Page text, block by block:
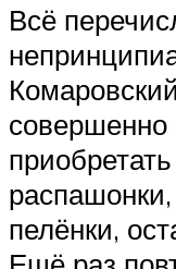
Всё
совершенно
пелёнки,